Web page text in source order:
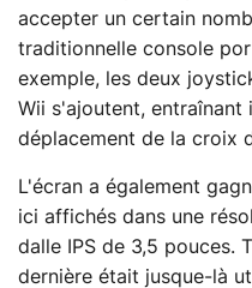
accepter un certain
traditionnelle console
exemple, les deux
Wii s'ajoutent, entraînant
déplacement de la croix
L'écran a également
ici affichés dans une
dalle IPS de 3,5 pouces.
dernière était jusque-là